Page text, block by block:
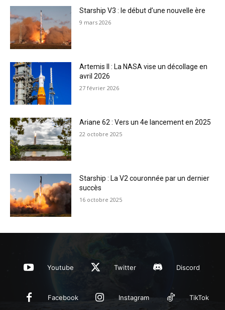
Starship V3 : le début d’une nouvelle ère
9 mars 2026
Artemis II : La NASA vise un décollage en
avril 2026
27 février 2026
Ariane 62 : Vers un 4e lancement en 2025
22 octobre 2025
Starship : La V2 couronnée par un dernier
succès
16 octobre 2025
Youtube Twitter Discord
Facebook Instagram TikTok